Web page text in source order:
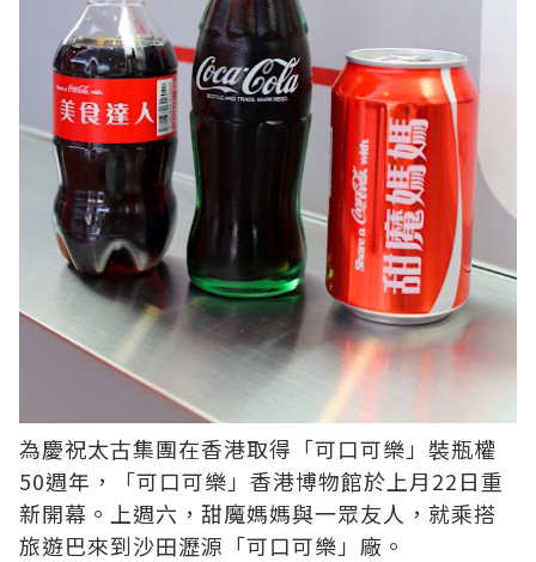
為慶祝太古集團在香港取得「可口可樂」裝瓶權
50週年，「可口可樂」香港博物館於上月22日重
新開幕。上週六，甜魔媽媽與一眾友人，就乘搭
旅遊巴來到沙田瀝源「可口可樂」廠。